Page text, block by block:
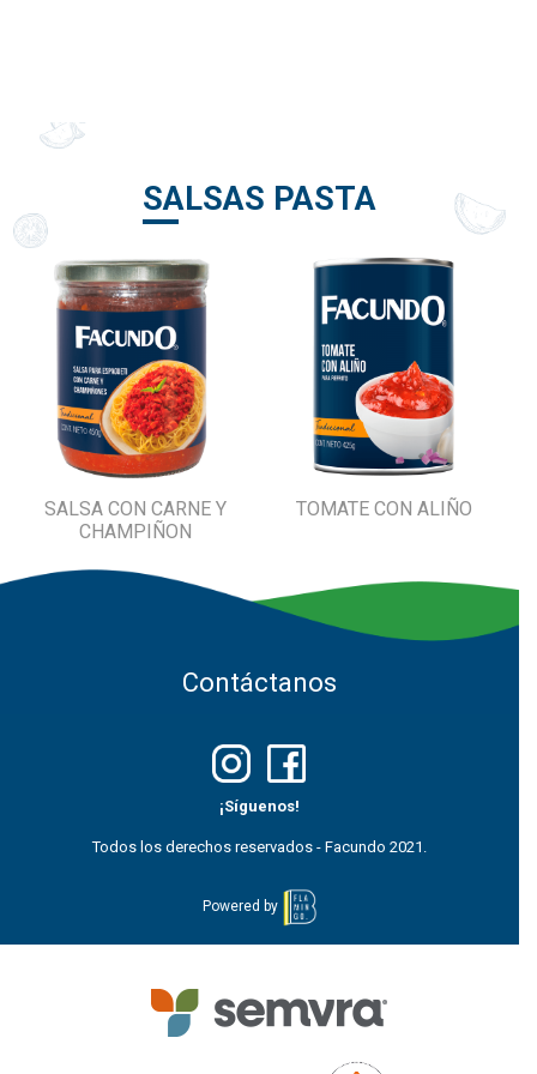
SALSAS PASTA
SALSA CON CARNE Y
CHAMPIÑON
TOMATE CON ALIÑO
Contáctanos
¡Síguenos!
Todos los derechos reservados - Facundo 2021.
Powered by